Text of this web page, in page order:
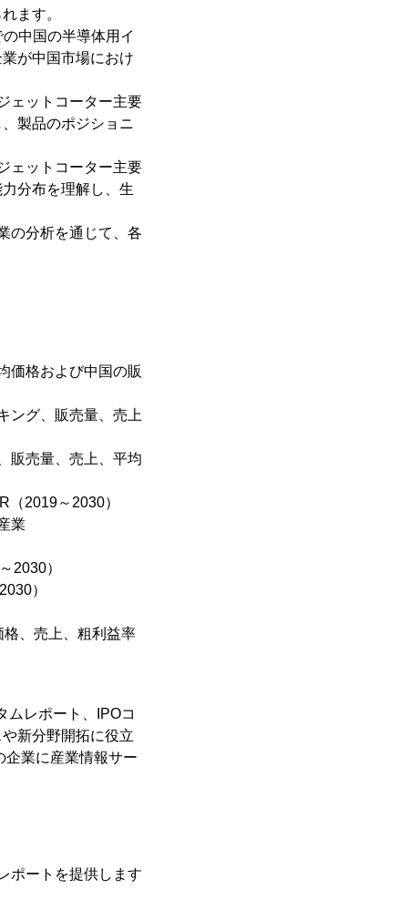
ます。
中国の半導体用イ
が中国市場におけ
ェットコーター主要
製品のポジショニ
ェットコーター主要
分布を理解し、生
の分析を通じて、各
価格および中国の販
ング、販売量、売上
販売量、売上、平均
2019～2030）
業
2030）
）
、売上、粗利益率
ムレポート、IPOコ
新分野開拓に役立
企業に産業情報サー
ポートを提供します